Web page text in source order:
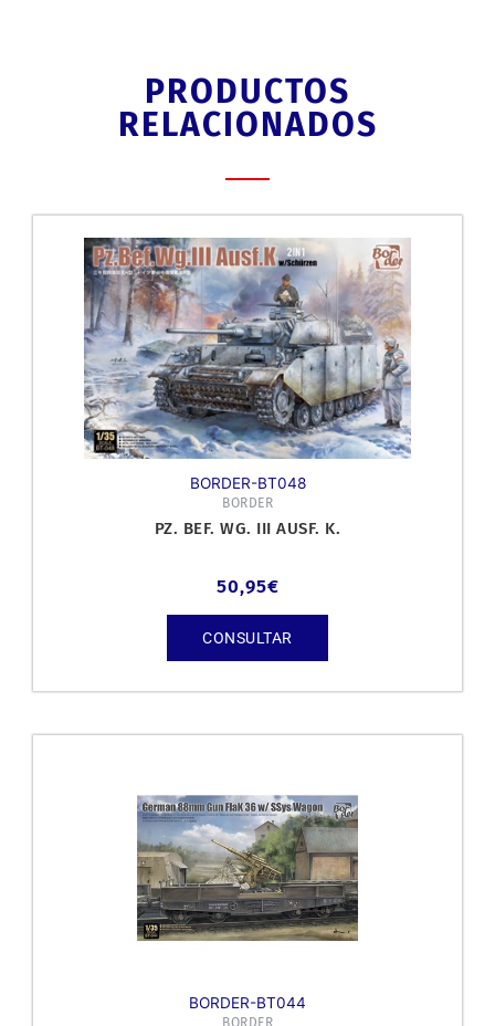
PRODUCTOS
RELACIONADOS
BORDER-BT048
BORDER
PZ. BEF. WG. III AUSF. K.
50,95€
CONSULTAR
BORDER-BT044
BORDER